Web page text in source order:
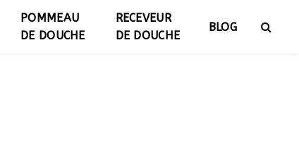
POMMEAU
DE DOUCHE
RECEVEUR
DE DOUCHE
BLOG